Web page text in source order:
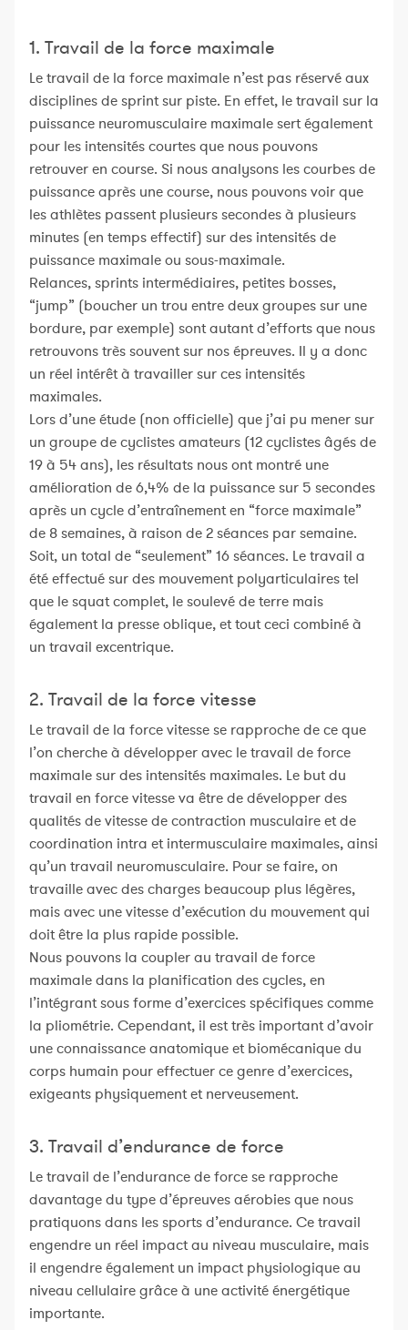
1. Travail de la force maximale
Le travail de la force maximale n’est pas réservé aux
disciplines de sprint sur piste. En effet, le travail sur la
puissance neuromusculaire maximale sert également
pour les intensités courtes que nous pouvons
retrouver en course. Si nous analysons les courbes de
puissance après une course, nous pouvons voir que
les athlètes passent plusieurs secondes à plusieurs
minutes (en temps effectif) sur des intensités de
puissance maximale ou sous-maximale.
Relances, sprints intermédiaires, petites bosses,
“jump” (boucher un trou entre deux groupes sur une
bordure, par exemple) sont autant d’efforts que nous
retrouvons très souvent sur nos épreuves. Il y a donc
un réel intérêt à travailler sur ces intensités
maximales.
Lors d’une étude (non officielle) que j’ai pu mener sur
un groupe de cyclistes amateurs (12 cyclistes âgés de
19 à 54 ans), les résultats nous ont montré une
amélioration de 6,4% de la puissance sur 5 secondes
après un cycle d’entraînement en “force maximale”
de 8 semaines, à raison de 2 séances par semaine.
Soit, un total de “seulement” 16 séances. Le travail a
été effectué sur des mouvement polyarticulaires tel
que le squat complet, le soulevé de terre mais
également la presse oblique, et tout ceci combiné à
un travail excentrique.
2. Travail de la force vitesse
Le travail de la force vitesse se rapproche de ce que
l’on cherche à développer avec le travail de force
maximale sur des intensités maximales. Le but du
travail en force vitesse va être de développer des
qualités de vitesse de contraction musculaire et de
coordination intra et intermusculaire maximales, ainsi
qu’un travail neuromusculaire. Pour se faire, on
travaille avec des charges beaucoup plus légères,
mais avec une vitesse d’exécution du mouvement qui
doit être la plus rapide possible.
Nous pouvons la coupler au travail de force
maximale dans la planification des cycles, en
l’intégrant sous forme d’exercices spécifiques comme
la pliométrie. Cependant, il est très important d’avoir
une connaissance anatomique et biomécanique du
corps humain pour effectuer ce genre d’exercices,
exigeants physiquement et nerveusement.
3. Travail d’endurance de force
Le travail de l’endurance de force se rapproche
davantage du type d’épreuves aérobies que nous
pratiquons dans les sports d’endurance. Ce travail
engendre un réel impact au niveau musculaire, mais
il engendre également un impact physiologique au
niveau cellulaire grâce à une activité énergétique
importante.